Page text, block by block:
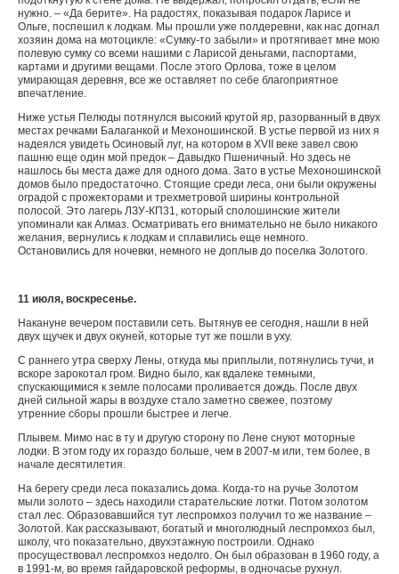
нужно. – «Да берите». На радостях, показывая подарок Ларисе и
Ольге, поспешил к лодкам. Мы прошли уже полдеревни, как нас догнал
хозяин дома на мотоцикле: «Сумку-то забыли» и протягивает мне мою
полевую сумку со всеми нашими с Ларисой деньгами, паспортами,
картами и другими вещами. После этого Орлова, тоже в целом
умирающая деревня, все же оставляет по себе благоприятное
впечатление.
Ниже устья Пелюды потянулся высокий крутой яр, разорванный в двух
местах речками Балаганкой и Мехоношинской. В устье первой из них я
надеялся увидеть Осиновый луг, на котором в XVII веке завел свою
пашню еще один мой предок – Давыдко Пшеничный. Но здесь не
нашлось бы места даже для одного дома. Зато в устье Мехоношинской
домов было предостаточно. Стоящие среди леса, они были окружены
оградой с прожекторами и трехметровой ширины контрольной
полосой. Это лагерь ЛЗУ-КП31, который сполошинские жители
упоминали как Алмаз. Осматривать его внимательно не было никакого
желания, вернулись к лодкам и сплавились еще немного.
Остановились для ночевки, немного не доплыв до поселка Золотого.
11 июля, воскресенье.
Накануне вечером поставили сеть. Вытянув ее сегодня, нашли в ней
двух щучек и двух окуней, которые тут же пошли в уху.
С раннего утра сверху Лены, откуда мы приплыли, потянулись тучи, и
вскоре зарокотал гром. Видно было, как вдалеке темными,
спускающимися к земле полосами проливается дождь. После двух
дней сильной жары в воздухе стало заметно свежее, поэтому
утренние сборы прошли быстрее и легче.
Плывем. Мимо нас в ту и другую сторону по Лене снуют моторные
лодки. В этом году их гораздо больше, чем в 2007-м или, тем более, в
начале десятилетия.
На берегу среди леса показались дома. Когда-то на ручье Золотом
мыли золото – здесь находили старательские лотки. Потом золотом
стал лес. Образовавшийся тут леспромхоз получил то же название –
Золотой. Как рассказывают, богатый и многолюдный леспромхоз был,
школу, что показательно, двухэтажную построили. Однако
просуществовал леспромхоз недолго. Он был образован в 1960 году, а
в 1991-м, во время гайдаровской реформы, в одночасье рухнул.